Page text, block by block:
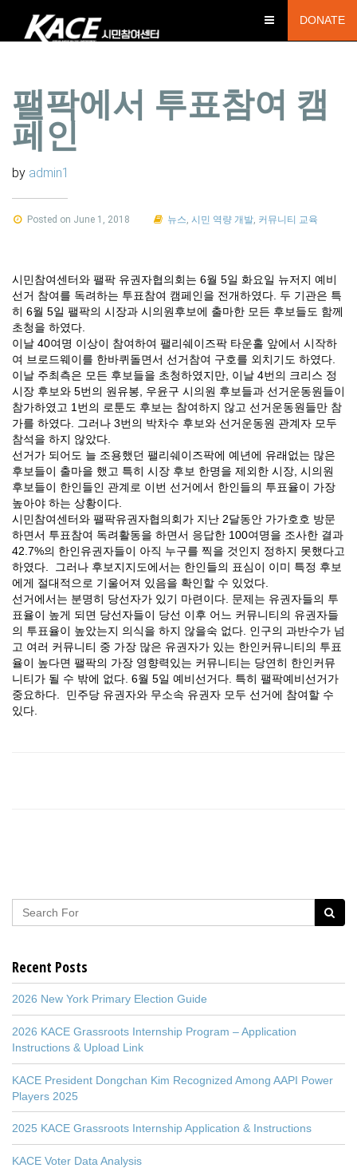
DONATE
팰팍에서 투표참여 캠
페인
by admin1
Posted on June 1, 2018 뉴스 ,시민 역량 개발 커뮤니티 교육
시민참여센터와 팰팍 유권자협의회는 6월 5일 화요일 뉴저지 예비
선거 참여를 독려하는 투표참여 캠페인을 전개하였다. 두 기관은 특
히 6월 5일 팰팍의 시장과 시의원후보에 출마한 모든 후보들도 함께
초청을 하였다.
이날 40여명 이상이 참여하여 팰리쉐이즈팍 타운홀 앞에서 시작하
여 브로드웨이를 한바퀴돌면서 선거참여 구호를 외치기도 하였다.
이날 주최측은 모든 후보들을 초청하였지만, 이날 4번의 크리스 정
시장 후보와 5번의 원유봉, 우윤구 시의원 후보들과 선거운동원들이
참가하였고 1번의 로툰도 후보는 참여하지 않고 선거운동원들만 참
가를 하였다. 그러나 3번의 박차수 후보와 선거운동원 관계자 모두
참석을 하지 않았다.
선거가 되어도 늘 조용했던 팰리쉐이즈팍에 예년에 유래없는 많은
후보들이 출마을 했고 특히 시장 후보 한명을 제외한 시장, 시의원
후보들이 한인들인 관계로 이번 선거에서 한인들의 투표율이 가장
높아야 하는 상황이다.
시민참여센터와 팰팍유권자협의회가 지난 2달동안 가가호호 방문
하면서 투표참여 독려활동을 하면서 응답한 100여명을 조사한 결과
42.7%의 한인유권자들이 아직 누구를 찍을 것인지 정하지 못했다고
하였다. 그러나 후보지지도에서는 한인들의 표심이 이미 특정 후보
에게 절대적으로 기울어져 있음을 확인할 수 있었다.
선거에서는 분명히 당선자가 있기 마련이다. 문제는 유권자들의 투
표율이 높게 되면 당선자들이 당선 이후 어느 커뮤니티의 유권자들
의 투표율이 높았는지 의식을 하지 않을숙 없다. 인구의 과반수가 넘
고 여러 커뮤니티 중 가장 많은 유권자가 있는 한인커뮤니티의 투표
율이 높다면 팰팍의 가장 영향력있는 커뮤니티는 당연히 한인커뮤
니티가 될 수 밖에 없다. 6월 5일 예비선거다. 특히 팰팍예비선거가
중요하다. 민주당 유권자와 무소속 유권자 모두 선거에 참여할 수
있다.
Recent Posts
2026 New York Primary Election Guide
2026 KACE Grassroots Internship Program – Application
Instructions & Upload Link
KACE President Dongchan Kim Recognized Among AAPI Power
Players 2025
2025 KACE Grassroots Internship Application & Instructions
KACE Voter Data Analysis